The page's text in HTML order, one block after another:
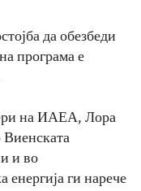
да обезбеди
програма е
на ИАЕА, Лора
Виенската
и во
енергија ги нарече